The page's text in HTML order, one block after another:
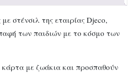
στένσιλ της εταιρίας Djeco,
των παιδιών με το κόσμο των
κάρτα με ζωάκια και προσπαθούν